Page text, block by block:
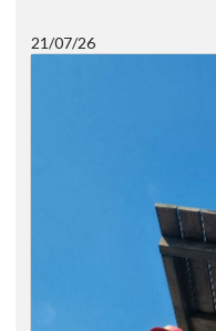
21/07/26